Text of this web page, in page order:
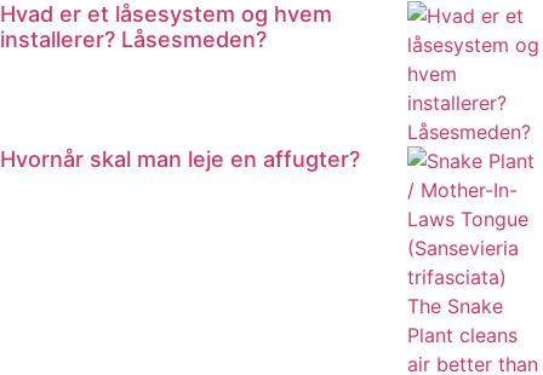
Hvad er et låsesystem og hvem
installerer? Låsesmeden?
Hvornår skal man leje en affugter?